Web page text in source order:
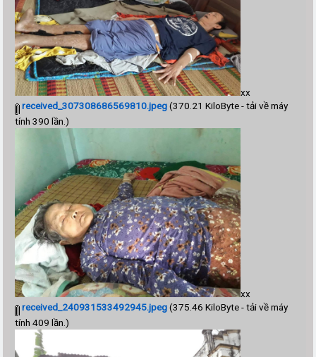
xx
received_307308686569810.jpeg(370.21 KiloByte - tải về máy
tính 390 lần.)
xx
received_240931533492945.jpeg(375.46 KiloByte - tải về máy
tính 409 lần.)